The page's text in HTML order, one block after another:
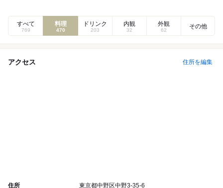
すべて
769
料理
470
ドリンク
203
内観
32
外観
62
その他
アクセス 住所を編集
住所 東京都中野区中野3-35-6